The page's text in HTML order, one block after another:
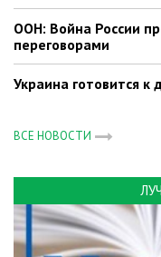
ООН: Война России
переговорами
Украина готовится
ВСЕ НОВОСТИ